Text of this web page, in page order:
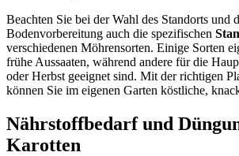
Beachten Sie bei der Wahl des Standorts und
Bodenvorbereitung auch die spezifischen
verschiedenen Möhrensorten. Einige Sorten
frühe Aussaaten, während andere für die
oder Herbst geeignet sind. Mit der richtigen
können Sie im eigenen Garten köstliche,
Nährstoffbedarf und
Karotten